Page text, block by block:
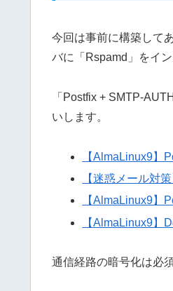
今回は事前に構築して
バに「Rspamd」をイ
「Postfix + SMTP-
いします。
【AlmaLinux9】
【迷惑メール対
【AlmaLinux9】
【AlmaLinux9】
通信経路の暗号化は必